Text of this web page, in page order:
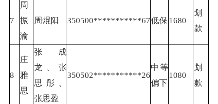
7
周
振
渝
周焜阳 350500***********67低保 1680
划
款
8
庄
雅
思
张成
龙、张
思彤、
张思盈
350502***********26
中等
偏下
1080
划
款